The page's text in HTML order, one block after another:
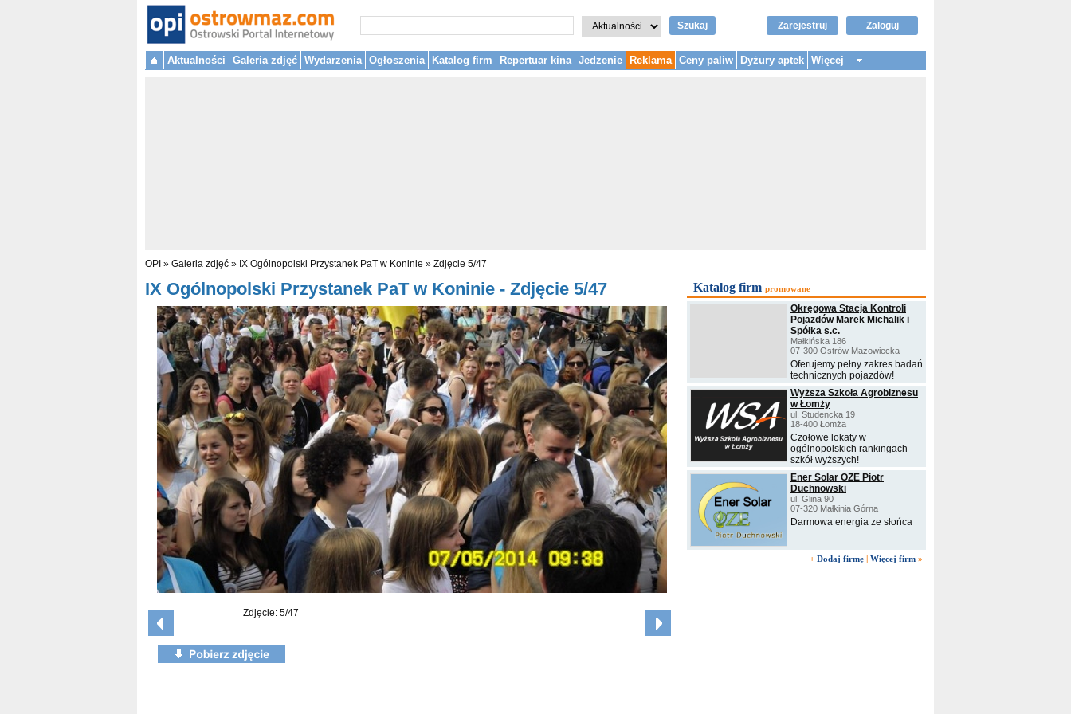
Szukaj Zaloguj
Zarejestruj
Aktualności Galeria zdjęć Wydarzenia Ogłoszenia Katalog firm Repertuar kina Jedzenie Reklama Ceny paliw Dyżury aptek Więcej
OPI » Galeria zdjęć » IX Ogólnopolski Przystanek PaT w Koninie » Zdjęcie 5/47
IX Ogólnopolski Przystanek PaT w Koninie - Zdjęcie 5/47
Zdjęcie: 5/47
Katalog firm promowane
Okręgowa Stacja Kontroli
Pojazdów Marek Michalik i
Spółka s.c.
Małkińska 186
07-300 Ostrów Mazowiecka
Oferujemy pełny zakres badań
technicznych pojazdów!
Wyższa Szkoła Agrobiznesu
w Łomży
ul. Studencka 19
18-400 Łomża
Czołowe lokaty w
ogólnopolskich rankingach
szkół wyższych!
Ener Solar OZE Piotr
Duchnowski
ul. Glina 90
07-320 Małkinia Górna
Darmowa energia ze słońca
+ Dodaj firmę | Więcej firm »